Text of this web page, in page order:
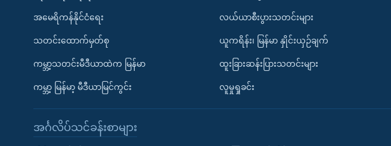
အမေရိကန်နိုင်ငံရေး
သတင်းထောက်မှတ်စု
ကမ္ဘာ့သတင်းမီဒီယာထဲက မြန်မာ
ကမ္ဘာ့ မြန်မာ့ မီဒီယာမြင်ကွင်း
လယ်ယာစီးပွားသတင်းများ
ယူကရိန်း၊ မြန်မာ နှိုင်းယှဉ်ချက်
ထူးခြားဆန်းပြားသတင်းများ
လူမှုရှုခင်း
အင်္ဂလိပ်သင်ခန်းစာများ